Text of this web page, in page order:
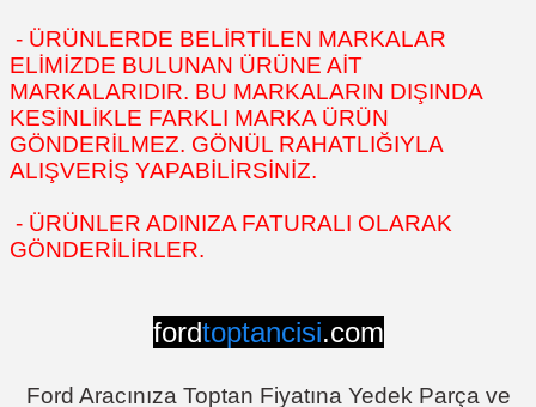
- ÜRÜNLERDE BELİRTİLEN MARKALAR
ELİMİZDE BULUNAN ÜRÜNE AİT
MARKALARIDIR. BU MARKALARIN DIŞINDA
KESİNLİKLE FARKLI MARKA ÜRÜN
GÖNDERİLMEZ. GÖNÜL RAHATLIĞIYLA
ALIŞVERİŞ YAPABİLİRSİNİZ.
- ÜRÜNLER ADINIZA FATURALI OLARAK
GÖNDERİLİRLER.
fordtoptancisi.com
Ford Aracınıza Toptan Fiyatına Yedek Parça ve